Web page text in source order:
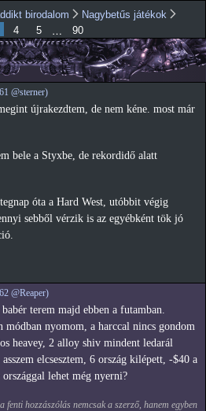
a
birodalom
Nagybetűs játékok
4 5 … 90
@sterner)
újrakezdtem, de nem kéne. most már
bele a Styxbe, de rekordidő alatt
óta a Hard West, utóbbit végig
sebből vérzik is az egyébként tök jó
@Reaper)
terem majd ebben a futamban.
módban nyomom, a harccal nincs gondom
heavey, 2 alloy shiv mindent ledarál
elcsesztem, 6 ország kilépett, -$40 a
lehet még nyerni?
fenti hozzászólás nemcsak a szerző, hanem egyben